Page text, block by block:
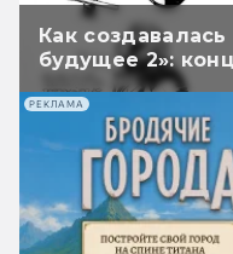
Как
будущее 2»:
РЕКЛАМА